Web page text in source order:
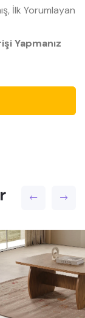
İlk Yorumlayan
Yapmanız